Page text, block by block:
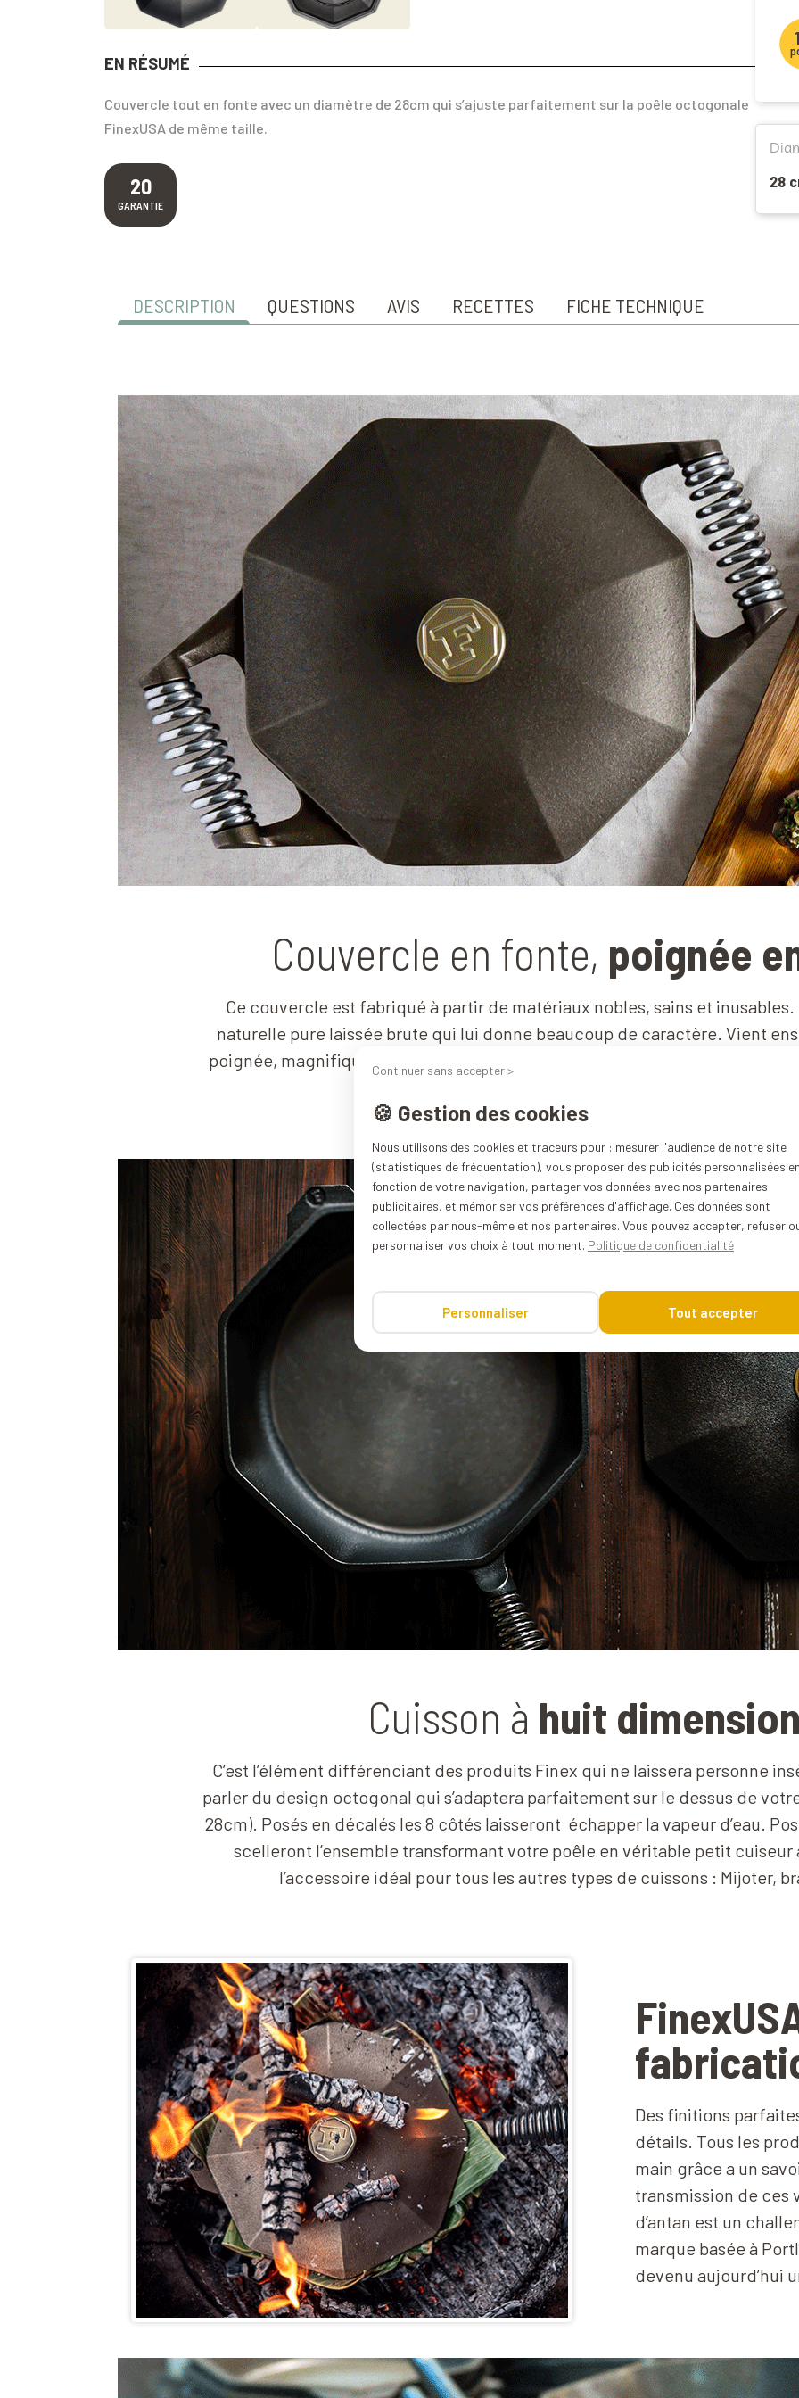
28
EN RÉSUMÉ
Couvercle tout en fonte avec un diamètre de 28cm qui s’ajuste parfaitement sur la poêle octogonale
FinexUSA de même taille.
20
GARANTIE
DESCRIPTION QUESTIONS AVIS RECETTES FICHE TECHNIQUE
Couvercle en fonte, poignée
Ce couvercle est fabriqué à partir de matériaux nobles, sains et inusables.
naturelle pure laissée brute qui lui donne beaucoup de caractère. Vient
poignée, magnifique. Des finitions parfaites jusque dans les moindres
Cuisson à huit
C’est l’élément différenciant des produits Finex qui ne laissera personne
parler du design octogonal qui s’adaptera parfaitement sur le dessus de
28cm). Posés en décalés les 8 côtés laisseront échapper la vapeur d’eau.
scelleront l’ensemble transformant votre poêle en véritable petit cuiseur
l’accessoire idéal pour tous les autres types de cuissons : Mijoter,
Des finitions
détails. Tous les
main grâce a un
transmission de ces
d’antan est un
marque basée à
devenu aujourd’hui
Continuer sans accepter >
🍪 Gestion des cookies
Nous utilisons des cookies et traceurs pour : mesurer l'audience de notre site
(statistiques de fréquentation), vous proposer des publicités personnalisées
fonction de votre navigation, partager vos données avec nos partenaires
publicitaires, et mémoriser vos préférences d'affichage. Ces données sont
collectées par nous-même et nos partenaires. Vous pouvez accepter, refuser
personnaliser vos choix à tout moment. Politique de confidentialité
Personnaliser Tout accepter